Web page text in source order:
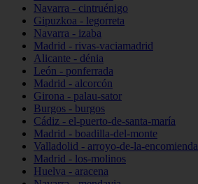
Navarra - cintruénigo
Gipuzkoa - legorreta
Navarra - izaba
Madrid - rivas-vaciamadrid
Alicante - dénia
León - ponferrada
Madrid - alcorcón
Girona - palau-sator
Burgos - burgos
Cádiz - el-puerto-de-santa-maría
Madrid - boadilla-del-monte
Valladolid - arroyo-de-la-encomienda
Madrid - los-molinos
Huelva - aracena